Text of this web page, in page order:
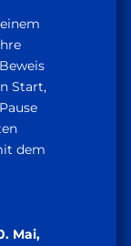
Start,
dem
Mai,